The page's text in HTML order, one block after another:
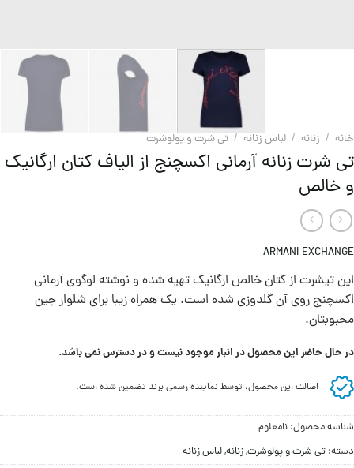
خانه / زنانه / لباس زنانه / تی شرت و پولوشرت
تی شرت زنانه آرمانی اکسچنج از الیاف کتان ارگانیک
و خالص
ARMANI EXCHANGE
این تیشرت از کتان خالص ارگانیک تهیه شده و نوشته لوگوی آرمانی
اکسچنج روی آن گلدوزی شده است. یک همراه زیبا برای شلوار جین
محبوبتان.
در حال حاضر این محصول در انبار موجود نیست و در دسترس نمی باشد.
اصالت این محصول، توسط نماینده رسمی برند تضمین شده است.
شناسه محصول: نامعلوم
دسته: تی شرت و پولوشرت,زنانه,لباس زنانه